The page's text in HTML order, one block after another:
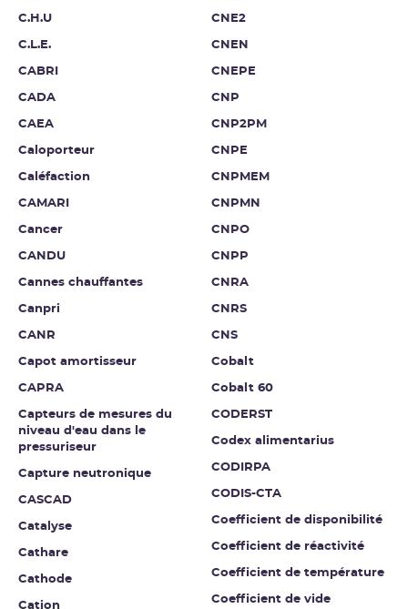
C.H.U
C.L.E.
CABRI
CADA
CAEA
Caloporteur
Caléfaction
CAMARI
Cancer
CANDU
Cannes chauffantes
Canpri
CANR
Capot amortisseur
CAPRA
Capteurs de mesures du
niveau d'eau dans le
pressuriseur
Capture neutronique
CASCAD
Catalyse
Cathare
Cathode
Cation
CNE2
CNEN
CNEPE
CNP
CNP2PM
CNPE
CNPMEM
CNPMN
CNPO
CNPP
CNRA
CNRS
CNS
Cobalt
Cobalt 60
CODERST
Codex alimentarius
CODIRPA
CODIS-CTA
Coefficient de disponibilité
Coefficient de réactivité
Coefficient de température
Coefficient de vide